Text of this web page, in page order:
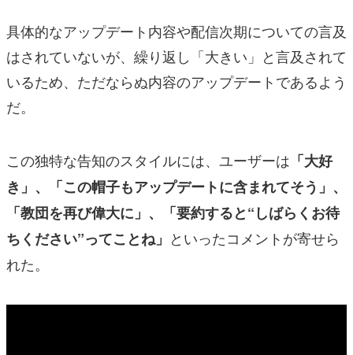
具体的なアップデート内容や配信次期についての言及
はされていないが、繰り返し「大きい」と言及されて
いるため、ただならぬ内容のアップデートであるよう
だ。
この独特な告知のスタイルには、ユーザーは 「大好
き」、「この帽子もアップデートに含まれてそう」、
「教団を再び偉大に」、「要約すると“しばらくお待
ちください”ってことね」 といったコメントが寄せら
れた。